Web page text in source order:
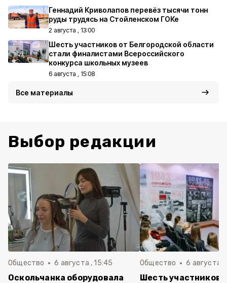
Геннадий Криволапов перевёз тысячи тонн
руды трудясь на Стойленском ГОКе
2 августа , 13:00
Шесть участников от Белгородской области
стали финалистами Всероссийского
конкурса школьных музеев
6 августа , 15:08
Все материалы
Выбор редакции
Общество 6 августа , 15:45
Оскольчанка оборудовала
Общество 6 августа ,
Шесть участников